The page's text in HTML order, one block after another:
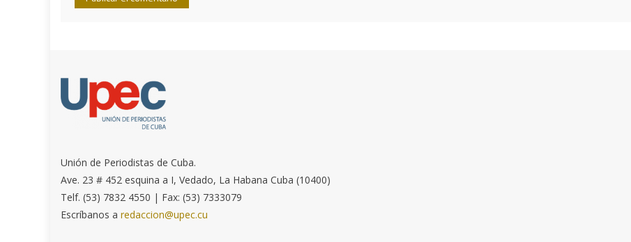
Unión de Periodistas de Cuba.
Ave. 23 # 452 esquina a I, Vedado, La Habana Cuba (10400)
Telf. (53) 7832 4550 | Fax: (53) 7333079
Escríbanos aredaccion@upec.cu